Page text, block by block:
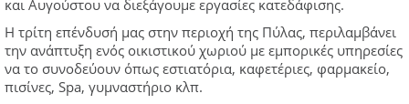
και Αυγούστου να διεξάγουμε εργασίες κατεδάφισης.
Η τρίτη επένδυσή μας στην περιοχή της Πύλας, περιλαμβάνει
την ανάπτυξη ενός οικιστικού χωριού με εμπορικές υπηρεσίες
να το συνοδεύουν όπως εστιατόρια, καφετέριες, φαρμακείο,
πισίνες, Spa, γυμναστήριο κλπ.